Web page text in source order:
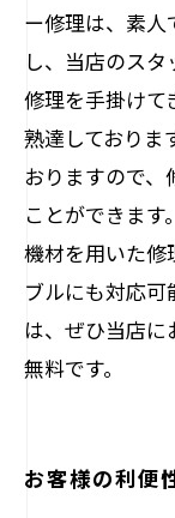
ー修理は、素人
し、当店のス
修理を手掛けて
熟達しておりま
おりますので
ことができま
機材を用いた修
ブルにも対応
は、ぜひ当店
無料です。
お客様の利便